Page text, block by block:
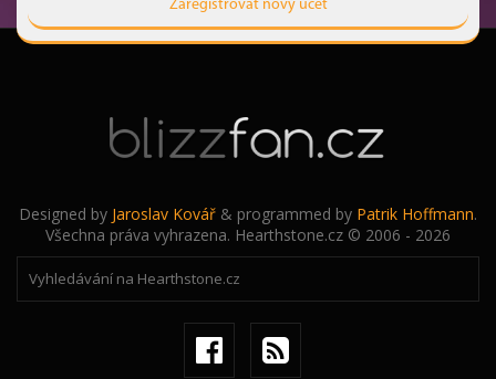
Zaregistrovat nový účet
Designed by Jaroslav Kovář & programmed by Patrik Hoffmann.
Všechna práva vyhrazena. Hearthstone.cz © 2006 - 2026